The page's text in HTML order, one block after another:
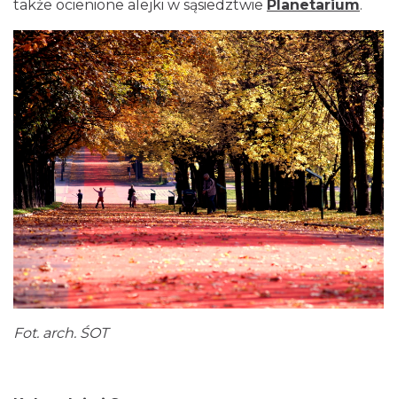
także ocienione alejki w sąsiedztwie Planetarium.
Fot. arch. ŚOT